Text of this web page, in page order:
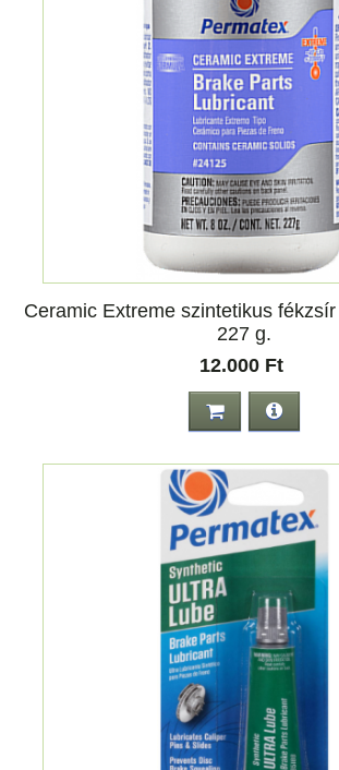
Ceramic Extreme szintetikus
227 g.
12.000 Ft